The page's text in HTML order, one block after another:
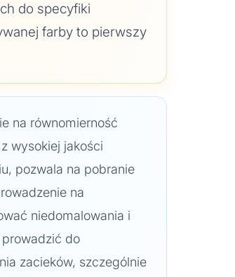
do specyfiki
farby to pierwszy
na równomierność
wysokiej jakości
pozwala na pobranie
na
niedomalowania i
do
zacieków, szczególnie